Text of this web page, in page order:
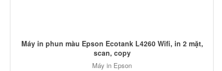
Máy in phun màu Epson Ecotank L4260 Wifi, in 2 mặt,
scan, copy
Máy in Epson